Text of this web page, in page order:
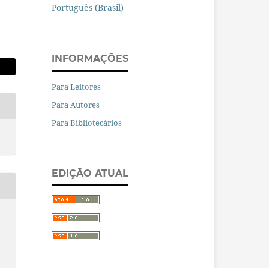
Português (Brasil)
INFORMAÇÕES
Para Leitores
Para Autores
Para Bibliotecários
EDIÇÃO ATUAL